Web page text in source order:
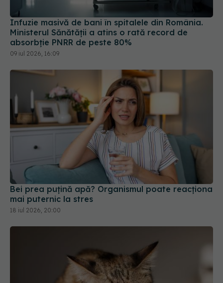
Infuzie masivă de bani în spitalele din România.
Ministerul Sănătății a atins o rată record de
absorbție PNRR de peste 80%
09 iul 2026, 16:09
Bei prea puțină apă? Organismul poate reacționa
mai puternic la stres
18 iul 2026, 20:00